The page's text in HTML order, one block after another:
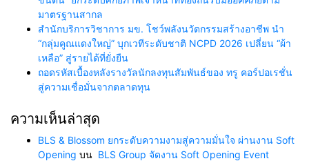
มาตรฐานสากล
สำนักบริการวิชาการ มข. โชว์พลังนวัตกรรมสร้างอาชีพ นำ
“กลุ่มคูณแดงใหญ่” บุกเวทีระดับชาติ NCPD 2026 เปลี่ยน “ผ้า
เหลือ” สู่รายได้ที่ยั่งยืน
ถอดรหัสเบื้องหลังรางวัลนักลงทุนสัมพันธ์ของ ทรู คอร์ปอเรชั่น
สู่ความเชื่อมั่นจากตลาดทุน
ความเห็นล่าสุด
BLS & Blossom ยกระดับความงามสู่ความมั่นใจ ผ่านงาน Soft
Opening บน BLS Group จัดงาน Soft Opening Event